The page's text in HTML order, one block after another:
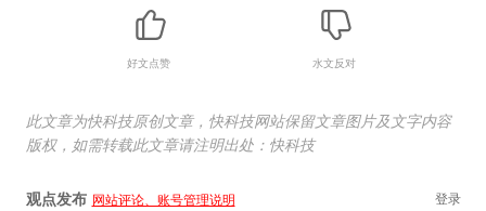
好文点赞 水文反对
此文章为快科技原创文章，快科技网站保留文章图片及文字内容
版权，如需转载此文章请注明出处：快科技
观点发布 网站评论、账号管理说明 登录